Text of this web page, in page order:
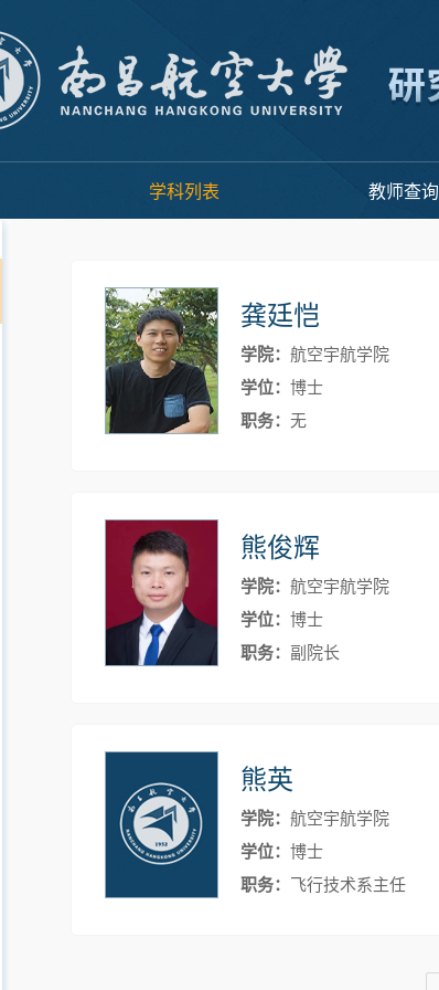
学科列表 教师查询
龚廷恺
学院： 航空宇航学院
学位： 博士
职务： 无
熊俊辉
学院： 航空宇航学院
学位： 博士
职务： 副院长
熊英
学院： 航空宇航学院
学位： 博士
职务： 飞行技术系主任